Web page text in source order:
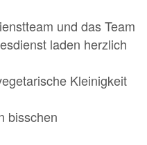
und das Team
laden herzlich
Kleinigkeit
bisschen